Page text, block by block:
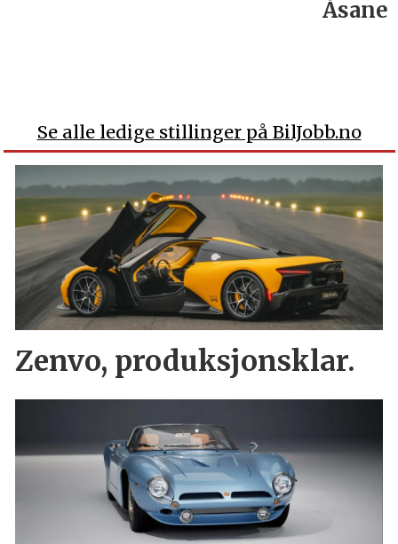
Se alle ledige stillinger på BilJobb.no
Zenvo, produksjonsklar.